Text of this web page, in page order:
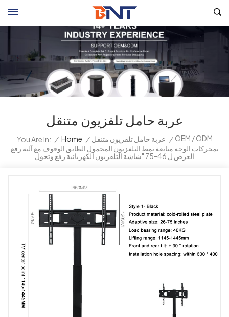
عربة حامل تلفزيون متنقل
You Are In: / Home / عربة حامل تلفزيون متنقل / OEM / ODM
بمحركات الوجه متابعة نمط التلفزيون المحمول الطابق الوقوف مع آلية رفع
العرض ل 46-75 "شاشة التلفزيون الكهربائية رفع وتحول